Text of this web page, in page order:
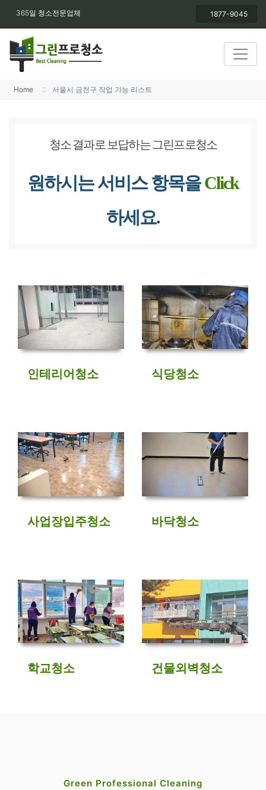
365일 청소전문업체 1877-9045
Home 서울시 금천구 작업 가능 리스트
청소 결과로 보답하는 그린프로청소
원하시는 서비스 항목을Click
하세요.
인테리어청소 식당청소
사업장입주청소 바닥청소
학교청소 건물외벽청소
Green Professional Cleaning